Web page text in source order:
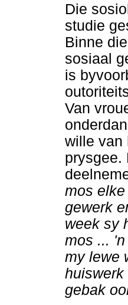
Die
studie
Binne
sosiaal
is
Van
wille van
prysgee.
mos
gewerk
week sy
mos ...
my lewe
huiswerk
gebak